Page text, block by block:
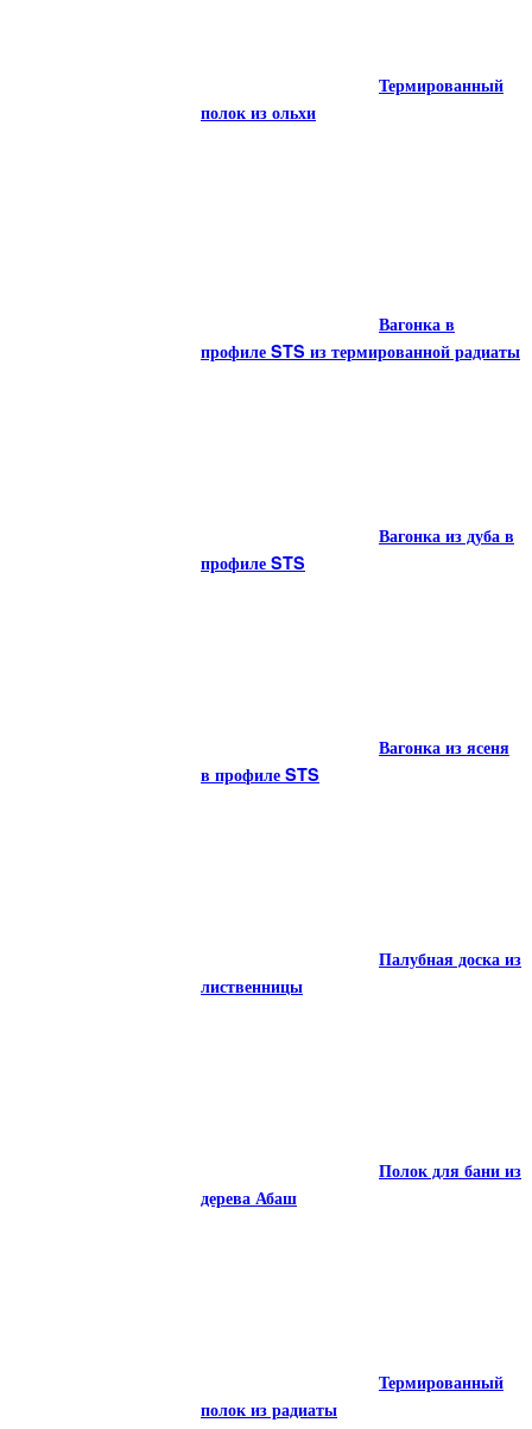
Термированная
вагонка из ольхи в реечном профиле
Другие породы
Вагонка в
профиле STS из термированной радиаты
Вагонка из дуба в
профиле STS
Вагонка из ясеня
в профиле STS
Палубная доска из
лиственницы
Полок для бани из
дерева Абаш
Термированный
полок из ольхи
Вагонка в
профиле STS из термированной радиаты
Вагонка из дуба в
профиле STS
Вагонка из ясеня
в профиле STS
Палубная доска из
лиственницы
Полок для бани из
дерева Абаш
Термированный
полок из радиаты